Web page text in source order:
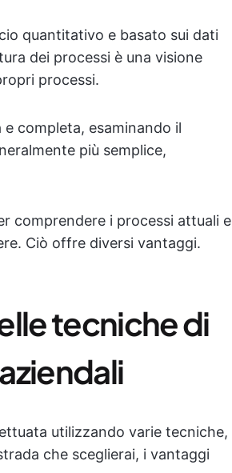
quantitativo e basato sui dati
dei processi è una visione
processi.
completa, esaminando il
più semplice,
comprendere i processi attuali e
Ciò offre diversi vantaggi.
tecniche di
utilizzando varie tecniche,
che sceglierai, i vantaggi